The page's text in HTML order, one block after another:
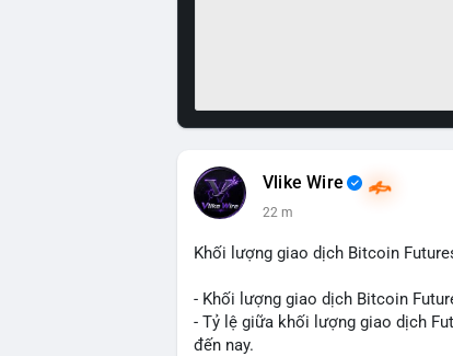
Vlike Wire
22 m
Khối lượng giao dịch Bitcoin
- Khối lượng giao dịch Bitcoin
- Tỷ lệ giữa khối lượng giao dịch
đến nay.